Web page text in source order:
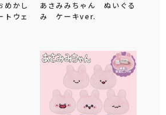
かし
ウェ
あさみみちゃん ぬいぐる
み ケーキver.